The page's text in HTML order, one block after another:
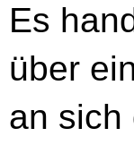
Es
über
an sich